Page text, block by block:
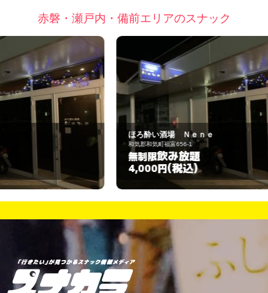
赤磐・瀬戸内・備前エリアのスナック
ほろ酔い酒場 Ｎｅｎｅ
和気郡和気町福富656-1
無制限 飲み放題
4,000円